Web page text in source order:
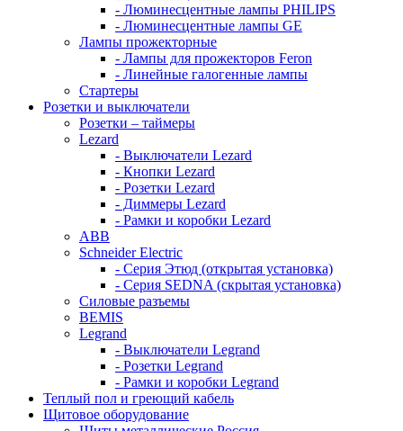
- Люминесцентные лампы PHILIPS
- Люминесцентные лампы GE
Лампы прожекторные
- Лампы для прожекторов Feron
- Линейные галогенные лампы
Стартеры
Розетки и выключатели
Розетки – таймеры
Lezard
- Выключатели Lezard
- Кнопки Lezard
- Розетки Lezard
- Диммеры Lezard
- Рамки и коробки Lezard
ABB
Schneider Electric
- Серия Этюд (открытая установка)
- Серия SEDNA (скрытая установка)
Силовые разъемы
BEMIS
Legrand
- Выключатели Legrand
- Розетки Legrand
- Рамки и коробки Legrand
Теплый пол и греющий кабель
Щитовое оборудование